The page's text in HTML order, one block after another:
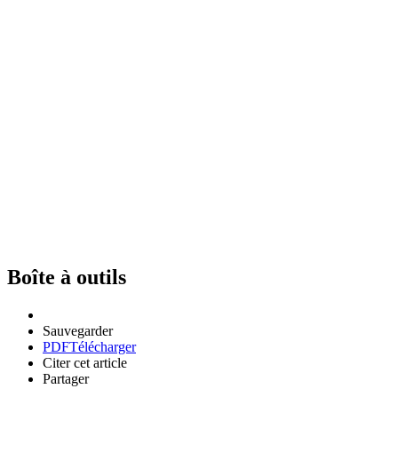
Boîte à outils
Sauvegarder
PDFTélécharger
Citer cet article
Partager